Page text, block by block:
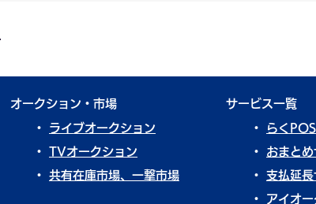
オークション・市場
・ ライブオークション​
・ TVオークション
​・ 共有在庫市場、一撃市場
​サービス一覧
・
らくPOS
・ おまとめ
​・ 支払延長
​・ アイオー